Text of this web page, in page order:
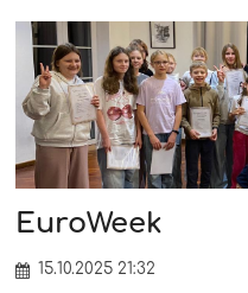
EuroWeek
15.10.2025 21:32